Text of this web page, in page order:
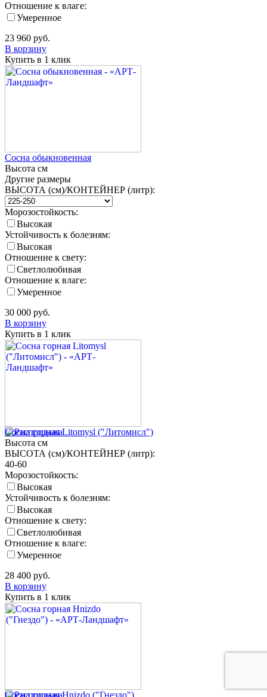
Отношение к влаге:
Умеренное
23 960 руб.
В корзину
Купить в 1 клик
Сосна обыкновенная
Высота см
Другие размеры
ВЫСОТА (см)/КОНТЕЙНЕР (литр):
Морозостойкость:
Высокая
Устойчивость к болезням:
Высокая
Отношение к свету:
Светлолюбивая
Отношение к влаге:
Умеренное
30 000 руб.
В корзину
Купить в 1 клик
Сосна горная Litomysl ("Литомисл")
Высота см
ВЫСОТА (см)/КОНТЕЙНЕР (литр):
40-60
Морозостойкость:
Высокая
Устойчивость к болезням:
Высокая
Отношение к свету:
Светлолюбивая
Отношение к влаге:
Умеренное
28 400 руб.
В корзину
Купить в 1 клик
Сосна горная Hnizdo ("Гнездо")